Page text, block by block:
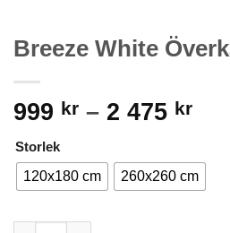
Breeze White
999 kr – 2 475 kr
till
2
Storlek
120x180 cm 260x260 cm